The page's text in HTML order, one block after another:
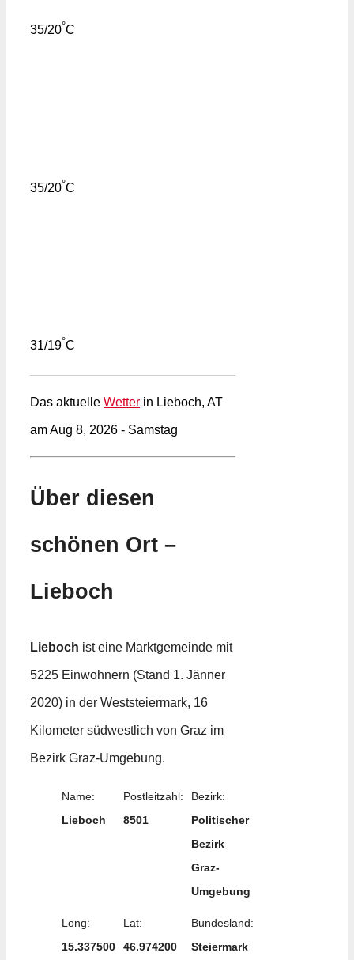
35/20°C
35/20°C
31/19°C
Das aktuelle Wetter in Lieboch, AT
am Aug 8, 2026 - Samstag
Über diesen
schönen Ort –
Lieboch
Lieboch ist eine Marktgemeinde mit
5225 Einwohnern (Stand 1. Jänner
2020) in der Weststeiermark, 16
Kilometer südwestlich von Graz im
Bezirk Graz-Umgebung.
Name:
Lieboch
Postleitzahl:
8501
Bezirk:
Politischer
Bezirk
Graz-
Umgebung
Long:
15.337500
Lat:
46.974200
Bundesland:
Steiermark